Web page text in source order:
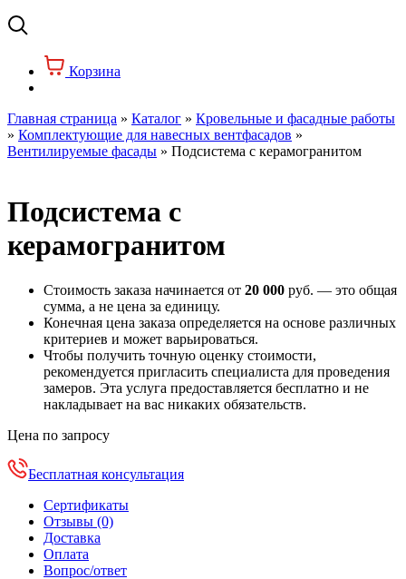
Корзина
Главная страница » Каталог » Кровельные и фасадные работы
» Комплектующие для навесных вентфасадов »
Вентилируемые фасады » Подсистема с керамогранитом
Подсистема с
керамогранитом
Стоимость заказа начинается от 20 000 руб. — это общая
сумма, а не цена за единицу.
Конечная цена заказа определяется на основе различных
критериев и может варьироваться.
Чтобы получить точную оценку стоимости,
рекомендуется пригласить специалиста для проведения
замеров. Эта услуга предоставляется бесплатно и не
накладывает на вас никаких обязательств.
Цена по запросу
Бесплатная консультация
Сертификаты
Отзывы (0)
Доставка
Оплата
Вопрос/ответ